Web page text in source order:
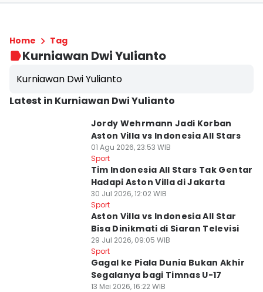
Home Tag
Kurniawan Dwi Yulianto
Kurniawan Dwi Yulianto
Latest in Kurniawan Dwi Yulianto
Jordy Wehrmann Jadi Korban
Aston Villa vs Indonesia All Stars
01 Agu 2026, 23:53 WIB
Sport
Tim Indonesia All Stars Tak Gentar
Hadapi Aston Villa di Jakarta
30 Jul 2026, 12:02 WIB
Sport
Aston Villa vs Indonesia All Star
Bisa Dinikmati di Siaran Televisi
29 Jul 2026, 09:05 WIB
Sport
Gagal ke Piala Dunia Bukan Akhir
Segalanya bagi Timnas U-17
13 Mei 2026, 16:22 WIB